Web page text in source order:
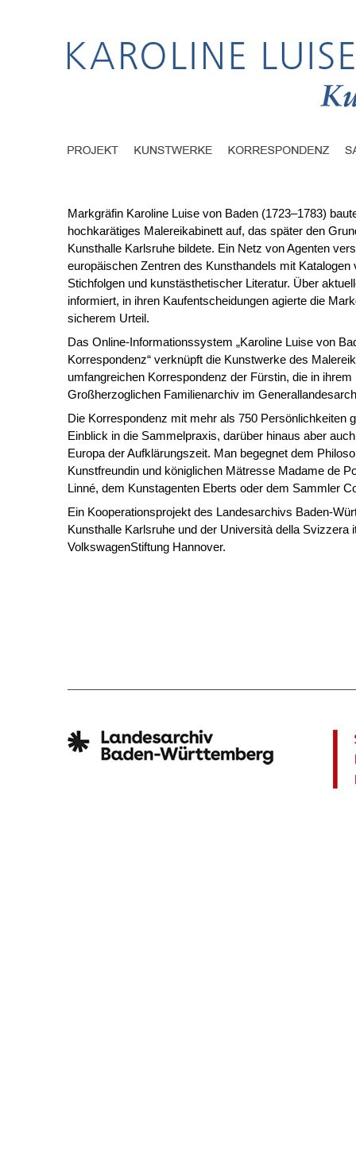
Markgräfin Karoline Luise von Baden (1723–1783)
hochkarätiges Malereikabinett auf, das später den
Kunsthalle Karlsruhe bildete. Ein Netz von Agenten
europäischen Zentren des Kunsthandels mit Katalogen
Stichfolgen und kunstästhetischer Literatur. Über
informiert, in ihren Kaufentscheidungen agierte die
sicherem Urteil.
Das Online-Informationssystem „Karoline Luise von
Korrespondenz“ verknüpft die Kunstwerke des
umfangreichen Korrespondenz der Fürstin, die in
Großherzoglichen Familienarchiv im
Die Korrespondenz mit mehr als 750 Persönlichkeiten
Einblick in die Sammelpraxis, darüber hinaus aber
Europa der Aufklärungszeit. Man begegnet dem
Kunstfreundin und königlichen Mätresse Madame de
Linné, dem Kunstagenten Eberts oder dem Sammler
Ein Kooperationsprojekt des Landesarchivs Baden-
Kunsthalle Karlsruhe und der Università della Svizzera
VolkswagenStiftung Hannover.